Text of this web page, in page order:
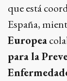
que está
España,
Europea
para la